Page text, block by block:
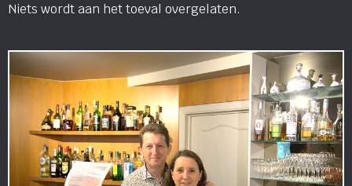
Niets wordt aan het toeval overgelaten.